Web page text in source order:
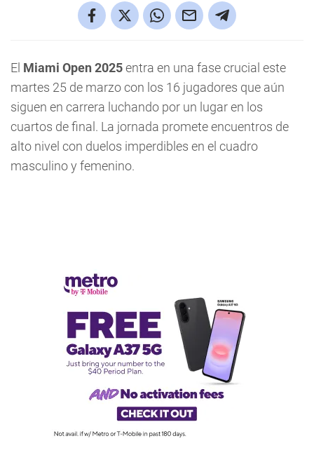
El Miami Open 2025entra en una fase crucial este
martes 25 de marzo con los 16 jugadores que aún
siguen en carrera luchando por un lugar en los
cuartos de final. La jornada promete encuentros de
alto nivel con duelos imperdibles en el cuadro
masculino y femenino.